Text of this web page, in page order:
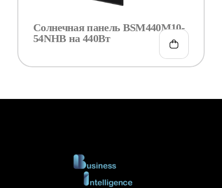
Солнечная панель BSM440M10-
54NHB на 440Вт